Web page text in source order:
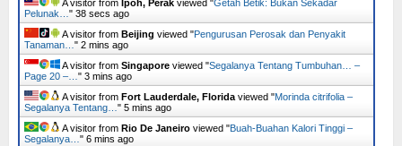
A visitor from Ipoh, Perak viewed "Getah Betik: Bukan Sekadar
Pelunak… " 39 secs ago
A visitor from Beijing viewed "Pengurusan Perosak dan Penyakit
Tanaman… " 2 mins ago
A visitor from Singapore viewed "Segalanya Tentang Tumbuhan… –
Page 20 –… " 3 mins ago
A visitor from Fort Lauderdale, Florida viewed "Morinda citrifolia –
Segalanya Tentang… " 5 mins ago
A visitor from Rio De Janeiro viewed "Buah-Buahan Kalori Tinggi –
Segalanya… " 6 mins ago